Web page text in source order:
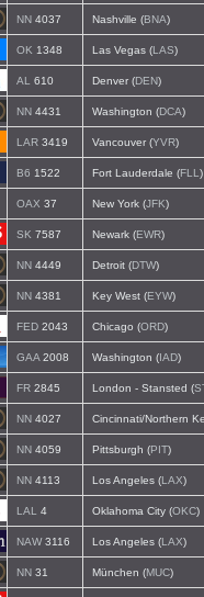
NN 4037 Nashville (BNA)
OK 1348 Las Vegas (LAS)
AL 610 Denver (DEN)
NN 4431 Washington (DCA)
LAR 3419 Vancouver (YVR)
B6 1522 Fort Lauderdale (FLL )
OAX 37 New York (JFK)
SK 7587 Newark (EWR)
NN 4449 Detroit (DTW)
NN 4381 Key West (EYW)
FED 2043 Chicago (ORD)
GAA 2008 Washington (IAD)
FR 2845 London - Stansted (
NN 4027 Cincinnati/Northern
NN 4059 Pittsburgh (PIT)
NN 4113 Los Angeles (LAX)
LAL 4 Oklahoma City (OKC)
NAW3116 Los Angeles (LAX)
NN 31 München (MUC)